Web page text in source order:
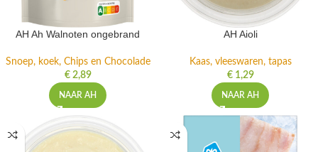
AH Ah Walnoten ongebrand
Snoep, koek, Chips en Chocolade
€2,89
NAAR AH
AH Aioli
Kaas, vleeswaren, tapas
€1,29
NAAR AH